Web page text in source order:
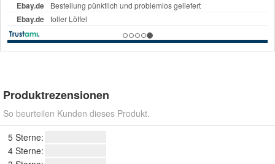
Produktrezensionen
So beurteilen Kunden dieses Produkt.
5 Sterne:
4 Sterne: